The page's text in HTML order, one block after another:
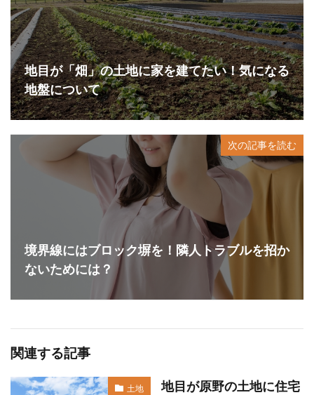
地目が「畑」の土地に家を建てたい！気になる
地盤について
次の記事を読む
境界線にはブロック塀を！隣人トラブルを招か
ないためには？
関連する記事
土地
地目が原野の土地に住宅